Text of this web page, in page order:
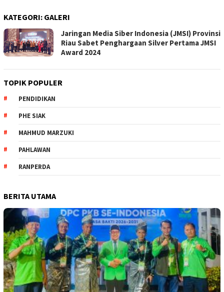
KATEGORI: GALERI
Jaringan Media Siber Indonesia (JMSI) Provinsi
Riau Sabet Penghargaan Silver Pertama JMSI
Award 2024
TOPIK POPULER
PENDIDIKAN
PHE SIAK
MAHMUD MARZUKI
PAHLAWAN
RANPERDA
BERITA UTAMA